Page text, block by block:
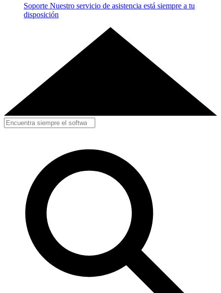
Soporte Nuestro servicio de asistencia está siempre a tu
disposición